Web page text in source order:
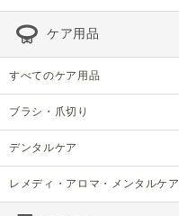
ケア用品
すべてのケア用品
ブラシ・爪切り
デンタルケア
レメディ・アロマ・メンタルケア